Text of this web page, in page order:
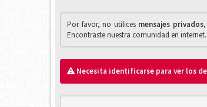
Por favor, no utilices mensajes privados
Encontraste nuestra comunidad en
Necesita identificarse para ver los